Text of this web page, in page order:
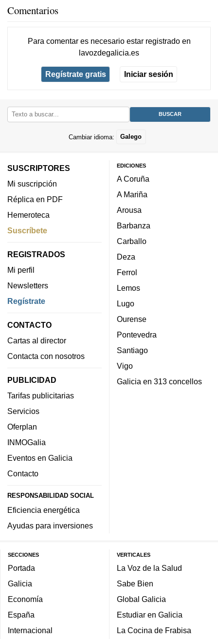
Comentarios
Para comentar es necesario estar registradoen
lavozdegalicia.es
Regístrate gratis Iniciar sesión
Cambiar idioma: Galego
SUSCRIPTORES
Mi suscripción
Réplica en PDF
Hemeroteca
Suscríbete
REGISTRADOS
Mi perfil
Newsletters
Regístrate
CONTACTO
Cartas al director
Contacta con nosotros
PUBLICIDAD
Tarifas publicitarias
Servicios
Oferplan
INMOGalia
Eventos en Galicia
Contacto
RESPONSABILIDAD SOCIAL
Eficiencia energética
Ayudas para inversiones
EDICIONES
A Coruña
A Mariña
Arousa
Barbanza
Carballo
Deza
Ferrol
Lemos
Lugo
Ourense
Pontevedra
Santiago
Vigo
Galicia en 313 concellos
SECCIONES
Portada
Galicia
Economía
España
Internacional
VERTICALES
La Voz de la Salud
Sabe Bien
Global Galicia
Estudiar en Galicia
La Cocina de Frabisa